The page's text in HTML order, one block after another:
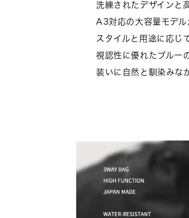
洗練されたデザインと
A3対応の大容量モデル
スタイルと用途に応じ
視認性に優れたブルー
装いに自然と馴染みな